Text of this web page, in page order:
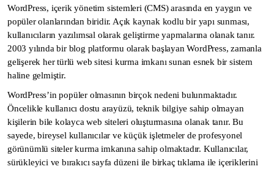
WordPress, içerik yönetim sistemleri (CMS) arasında en yaygın ve
popüler olanlarından biridir. Açık kaynak kodlu bir yapı sunması,
kullanıcıların yazılımsal olarak geliştirme yapmalarına olanak tanır.
2003 yılında bir blog platformu olarak başlayan WordPress, zamanla
gelişerek her türlü web sitesi kurma imkanı sunan esnek bir sistem
haline gelmiştir.
WordPress’in popüler olmasının birçok nedeni bulunmaktadır.
Öncelikle kullanıcı dostu arayüzü, teknik bilgiye sahip olmayan
kişilerin bile kolayca web siteleri oluşturmasına olanak tanır. Bu
sayede, bireysel kullanıcılar ve küçük işletmeler de profesyonel
görünümlü siteler kurma imkanına sahip olmaktadır. Kullanıcılar,
sürükleyici ve bırakıcı sayfa düzeni ile birkaç tıklama ile içeriklerini